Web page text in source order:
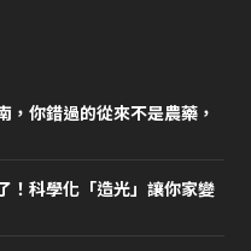
你錯過的從來不是農藥，
！科學化「造光」讓你家變